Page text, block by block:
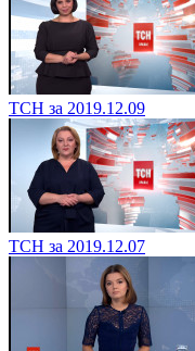
ТСН за 2019.12.09
ТСН за 2019.12.07